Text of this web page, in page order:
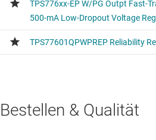
Bestellen & Qualität